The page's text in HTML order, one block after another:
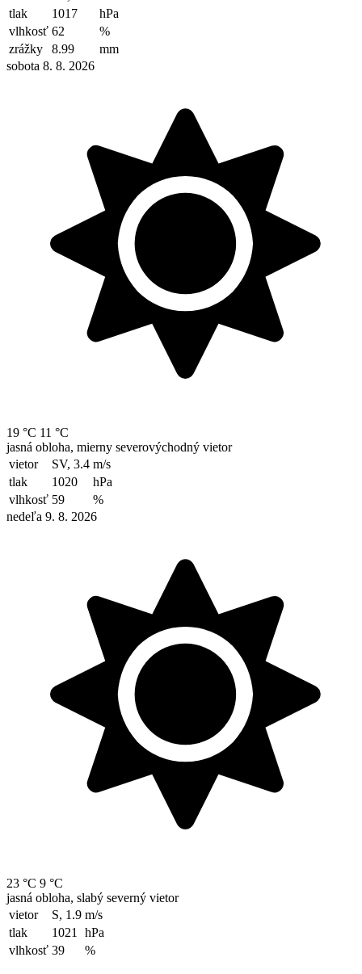
tlak
1017
hPa
vlhkosť 62
%
zrážky
8.99
mm
sobota 8. 8. 2026
19 °C 11 °C
jasná obloha, mierny severovýchodný vietor
vietor
SV, 3.4 m/s
tlak
1020
hPa
vlhkosť 59
%
nedeľa 9. 8. 2026
23 °C 9 °C
jasná obloha, slabý severný vietor
vietor
S, 1.9 m/s
tlak
1021
hPa
vlhkosť 39 %